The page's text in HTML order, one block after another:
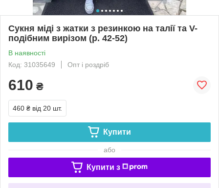
Сукня міді з жатки з резинкою на талії та V-
подібним вирізом (р. 42-52)
В наявності
Код: 31035649
Опт і роздріб
610 ₴
460 ₴ від 20 шт.
Купити
або
Купити з